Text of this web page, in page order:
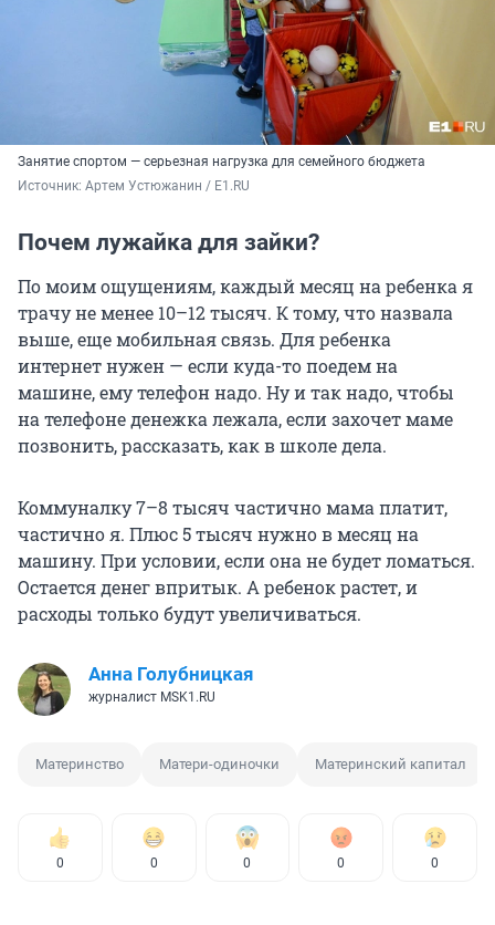
Занятие спортом — серьезная нагрузка для семейного бюджета
Источник: Артем Устюжанин / E1.RU
Почем лужайка для зайки?
По моим ощущениям, каждый месяц на ребенка я
трачу не менее 10–12 тысяч. К тому, что назвала
выше, еще мобильная связь. Для ребенка
интернет нужен — если куда-то поедем на
машине, ему телефон надо. Ну и так надо, чтобы
на телефоне денежка лежала, если захочет маме
позвонить, рассказать, как в школе дела.
Коммуналку 7–8 тысяч частично мама платит,
частично я. Плюс 5 тысяч нужно в месяц на
машину. При условии, если она не будет ломаться.
Остается денег впритык. А ребенок растет, и
расходы только будут увеличиваться.
Анна Голубницкая
журналист MSK1.RU
Материнство Матери-одиночки Материнский капитал
0 0 0 0 0